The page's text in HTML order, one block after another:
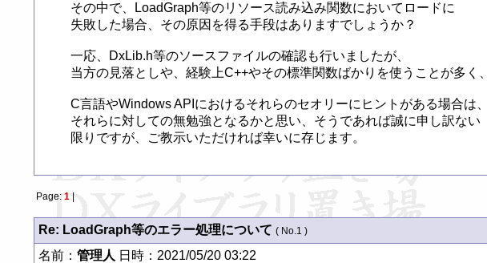
その中で、LoadGraph等のリソース読み込み関数においてロードに
失敗した場合、その原因を得る手段はありますでしょうか？
一応、DxLib.h等のソースファイルの確認も行いましたが、
当方の見落としや、経験上C++やその標準関数ばかりを使うことが多く、
C言語やWindows APIにおけるそれらのセオリーにヒントがある場合は、
それらに対しての無勉強となるかと思い、そうであれば誠に申し訳ない
限りですが、ご教示いただければ幸いに存じます。
Page: 1|
Re: LoadGraph等のエラー処理について ( No.1 )
名前： 管理人 日時：2021/05/20 03:22